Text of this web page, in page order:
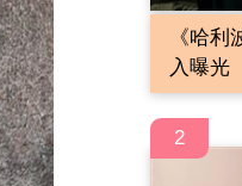
《哈
入曝光
2